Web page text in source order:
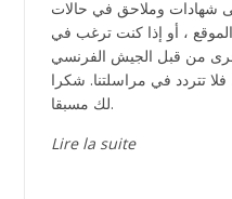
شهادات وملاحق في حالات
، أو إذا كنت ترغب في
من قبل الجيش الفرنسي
الجزائر العاصمة عام 1957 ، فلا تتردد في مراسلتنا. شكرا
لك مسبقا.
Lire la suite